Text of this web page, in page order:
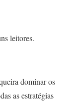
leitores.
dominar os
as estratégias